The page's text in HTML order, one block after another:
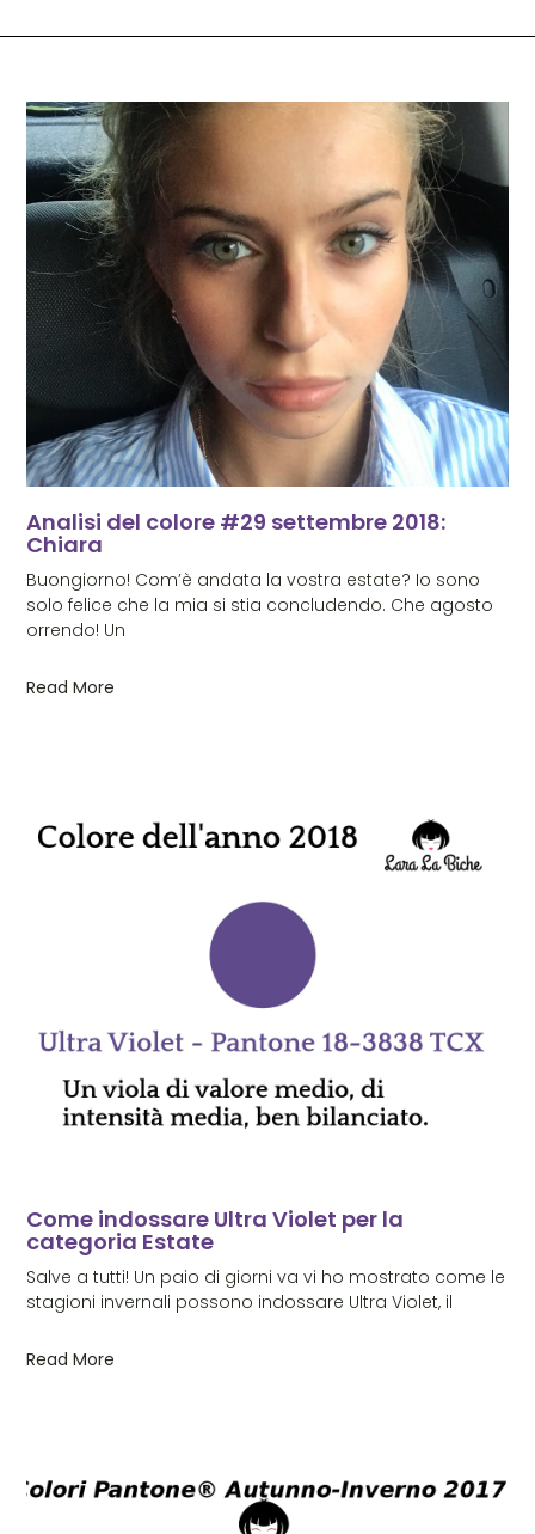
Analisi del colore #29 settembre 2018:
Chiara
Buongiorno! Com’è andata la vostra estate? Io sono
solo felice che la mia si stia concludendo. Che agosto
orrendo! Un
Read More
Come indossare Ultra Violet per la
categoria Estate
Salve a tutti! Un paio di giorni va vi ho mostrato come le
stagioni invernali possono indossare Ultra Violet, il
Read More